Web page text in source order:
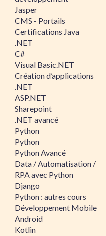
Jasper
CMS - Portails
Certifications Java
.NET
C#
Visual Basic.NET
Création d’applications
.NET
ASP.NET
Sharepoint
.NET avancé
Python
Python
Python Avancé
Data / Automatisation /
RPA avec Python
Django
Python : autres cours
Développement Mobile
Android
Kotlin